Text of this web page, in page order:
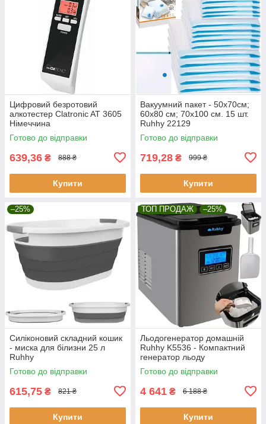
Цифровий безротовий
алкотестер Clatronic AT 3605
Німеччина
Готово до відправки
639,36 ₴ 888 ₴
Купити
Вакуумний пакет - 50х70см;
60х80 см; 70х100 см. 15 шт.
Ruhhy 22129
Готово до відправки
719,28 ₴ 999 ₴
Купити
–25%
Силіконовий складний кошик
- миска для білизни 25 л
Ruhhy
Готово до відправки
615,75 ₴ 821 ₴
Купити
ТОП ПРОДАЖ –25%
Льодогенератор домашній
Ruhhy K5536 - Компактний
генератор льоду
Готово до відправки
4 641 ₴ 6 188 ₴
Купити